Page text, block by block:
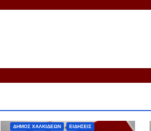
EXPRESS ΑΘΛΗΤΙΣΜΟΣ
ΔΗΜΟΣ ΧΑΛΚΙΔΕΩΝ ΕΙΔΗΣΕΙΣ